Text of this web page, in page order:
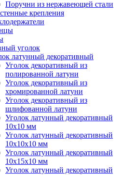
Поручни из нержавеющей стали
крепления
уголок
латунный декоративный
Уголок декоративный из
полированной латуни
Уголок декоративный из
хромированной латуни
Уголок декоративный из
шлифованной латуни
Уголок латунный декоративный
10x10 мм
Уголок латунный декоративный
10x10x10 мм
Уголок латунный декоративный
10x15x10 мм
Уголок латунный декоративный